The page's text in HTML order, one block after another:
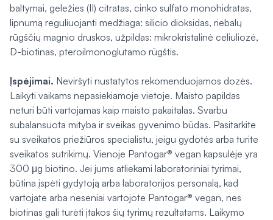
baltymai, geležies (II) citratas, cinko sulfato monohidratas,
lipnumą reguliuojanti medžiaga: silicio dioksidas, riebalų
rūgščių magnio druskos, užpildas: mikrokristalinė celiuliozė,
D-biotinas, pteroilmonoglutamo rūgštis.
Įspėjimai. Neviršyti nustatytos rekomenduojamos dozės.
Laikyti vaikams nepasiekiamoje vietoje. Maisto papildas
neturi būti vartojamas kaip maisto pakaitalas. Svarbu
subalansuota mityba ir sveikas gyvenimo būdas. Pasitarkite
su sveikatos priežiūros specialistu, jeigu gydotės arba turite
sveikatos sutrikimų. Vienoje Pantogar® vegan kapsulėje yra
300 μg biotino. Jei jums atliekami laboratoriniai tyrimai,
būtina įspėti gydytoją arba laboratorijos personalą, kad
vartojate arba neseniai vartojote Pantogar® vegan, nes
biotinas gali turėti įtakos šių tyrimų rezultatams. Laikymo